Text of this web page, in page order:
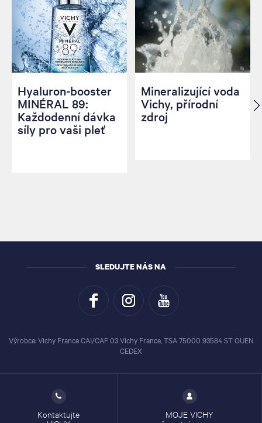
Hyaluron-booster
MINÉRAL 89:
Každodenní dávka
síly pro vaši pleť
Mineralizující voda
Vichy, přírodní
zdroj
SLEDUJTE NÁS NA
Výrobce: Vichy France CAI/CAF 03 Vichy France, TSA 75000 93584 ST OUEN
CEDEX
Kontaktujte
MOJE VICHY